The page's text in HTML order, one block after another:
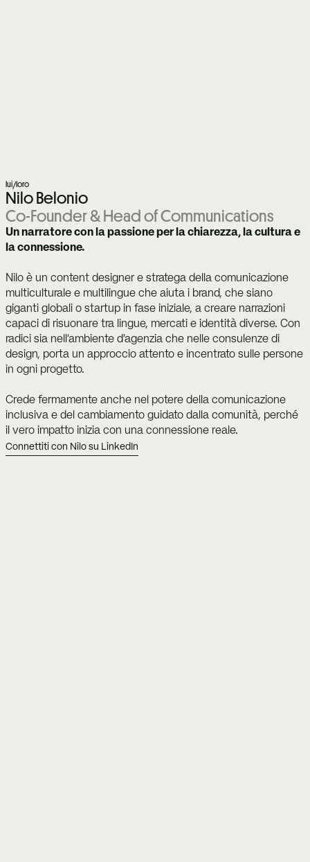
lui/loro
Nilo Belonio
Co-Founder & Head of Communications
Un narratore con la passione per la chiarezza, la cultura e
la connessione.
Nilo è un content designer e stratega della comunicazione
multiculturale e multilingue che aiuta i brand, che siano
giganti globali o startup in fase iniziale, a creare narrazioni
capaci di risuonare tra lingue, mercati e identità diverse. Con
radici sia nell'ambiente d'agenzia che nelle consulenze di
design, porta un approccio attento e incentrato sulle persone
in ogni progetto.
Crede fermamente anche nel potere della comunicazione
inclusiva e del cambiamento guidato dalla comunità, perché
il vero impatto inizia con una connessione reale.
Connettiti con Nilo su LinkedIn